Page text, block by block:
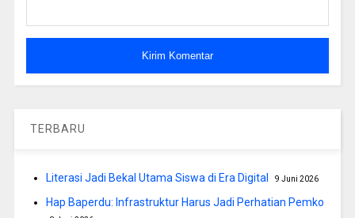
TERBARU
Literasi Jadi Bekal Utama Siswa di Era Digital 9 Juni 2026
Hap Baperdu: Infrastruktur Harus Jadi Perhatian Pemko